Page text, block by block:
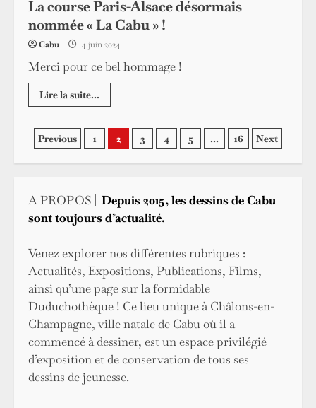
La course Paris-Alsace désormais
nommée « La Cabu » !
Cabu 4 juin 2024
Merci pour ce bel hommage !
Lire la suite...
Pagination
des
publications
Previous 1 2 3 4 5 … 16 Next
A PROPOS |
Depuis 2015, les dessins de Cabu
sont toujours d’actualité.
Venez explorer nos différentes rubriques :
Actualités, Expositions, Publications, Films,
ainsi qu’une page sur la formidable
Duduchothèque ! Ce lieu unique à Châlons-en-
Champagne, ville natale de Cabu où il a
commencé à dessiner, est un espace privilégié
d’exposition et de conservation de tous ses
dessins de jeunesse.